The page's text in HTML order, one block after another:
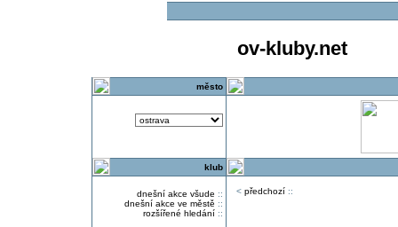
ov-kluby.net
město
klub
dnešní akce všude ::
dnešní akce ve městě ::
rozšířené hledání::
< předchozí::